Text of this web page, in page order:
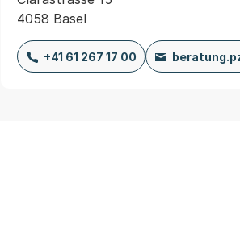
4058 Basel
+41 61 267 17 00